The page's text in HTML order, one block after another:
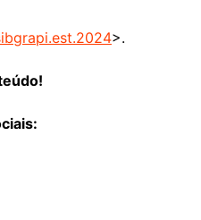
>.